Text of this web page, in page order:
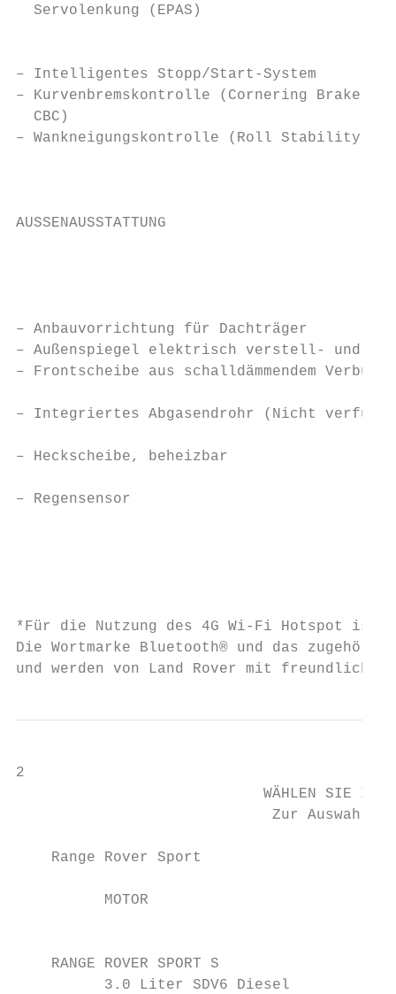
  Servolenkung (EPAS)
– Intelligentes Stopp/Start-System
– Kurvenbremskontrolle (Cornering
CBC)
– Wankneigungskontrolle (Roll Stability
AUSSENAUSSTATTUNG
– Anbauvorrichtung für
– Außenspiegel elektrisch verstell- und
– Frontscheibe aus schalldämmendem
– Integriertes Abgasendrohr (Nicht
– Heckscheibe, beheizbar
– Regensensor
*Für die Nutzung des 4G Wi-Fi Hotspot ist
Die Wortmarke Bluetooth® und das
und werden von Land Rover mit
2
WÄHLEN SIE
Zur Auswahl
    Range Rover Sport
MOTOR
    RANGE ROVER SPORT S
3.0 Liter SDV6 Diesel